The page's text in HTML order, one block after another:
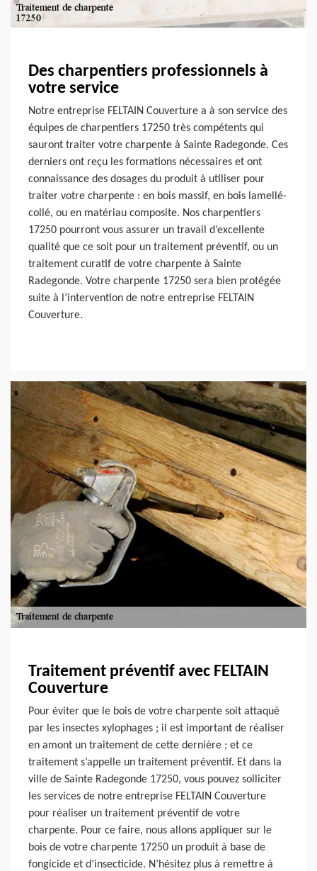
Des charpentiers professionnels à
votre service
Notre entreprise FELTAIN Couverture a à son service des
équipes de charpentiers 17250 très compétents qui
sauront traiter votre charpente à Sainte Radegonde. Ces
derniers ont reçu les formations nécessaires et ont
connaissance des dosages du produit à utiliser pour
traiter votre charpente : en bois massif, en bois lamellé-
collé, ou en matériau composite. Nos charpentiers
17250 pourront vous assurer un travail d’excellente
qualité que ce soit pour un traitement préventif, ou un
traitement curatif de votre charpente à Sainte
Radegonde. Votre charpente 17250 sera bien protégée
suite à l’intervention de notre entreprise FELTAIN
Couverture.
Traitement préventif avec FELTAIN
Couverture
Pour éviter que le bois de votre charpente soit attaqué
par les insectes xylophages ; il est important de réaliser
en amont un traitement de cette dernière ; et ce
traitement s’appelle un traitement préventif. Et dans la
ville de Sainte Radegonde 17250, vous pouvez solliciter
les services de notre entreprise FELTAIN Couverture
pour réaliser un traitement préventif de votre
charpente. Pour ce faire, nous allons appliquer sur le
bois de votre charpente 17250 un produit à base de
fongicide et d’insecticide. N’hésitez plus à remettre à